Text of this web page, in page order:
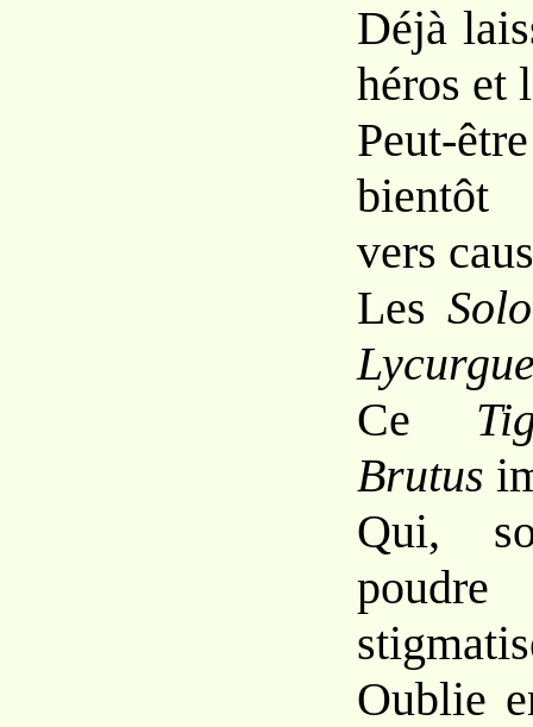
Déjà
héros et
Peut-
bientôt
vers
Les
Ce
Brutus
Qui,
Oublie